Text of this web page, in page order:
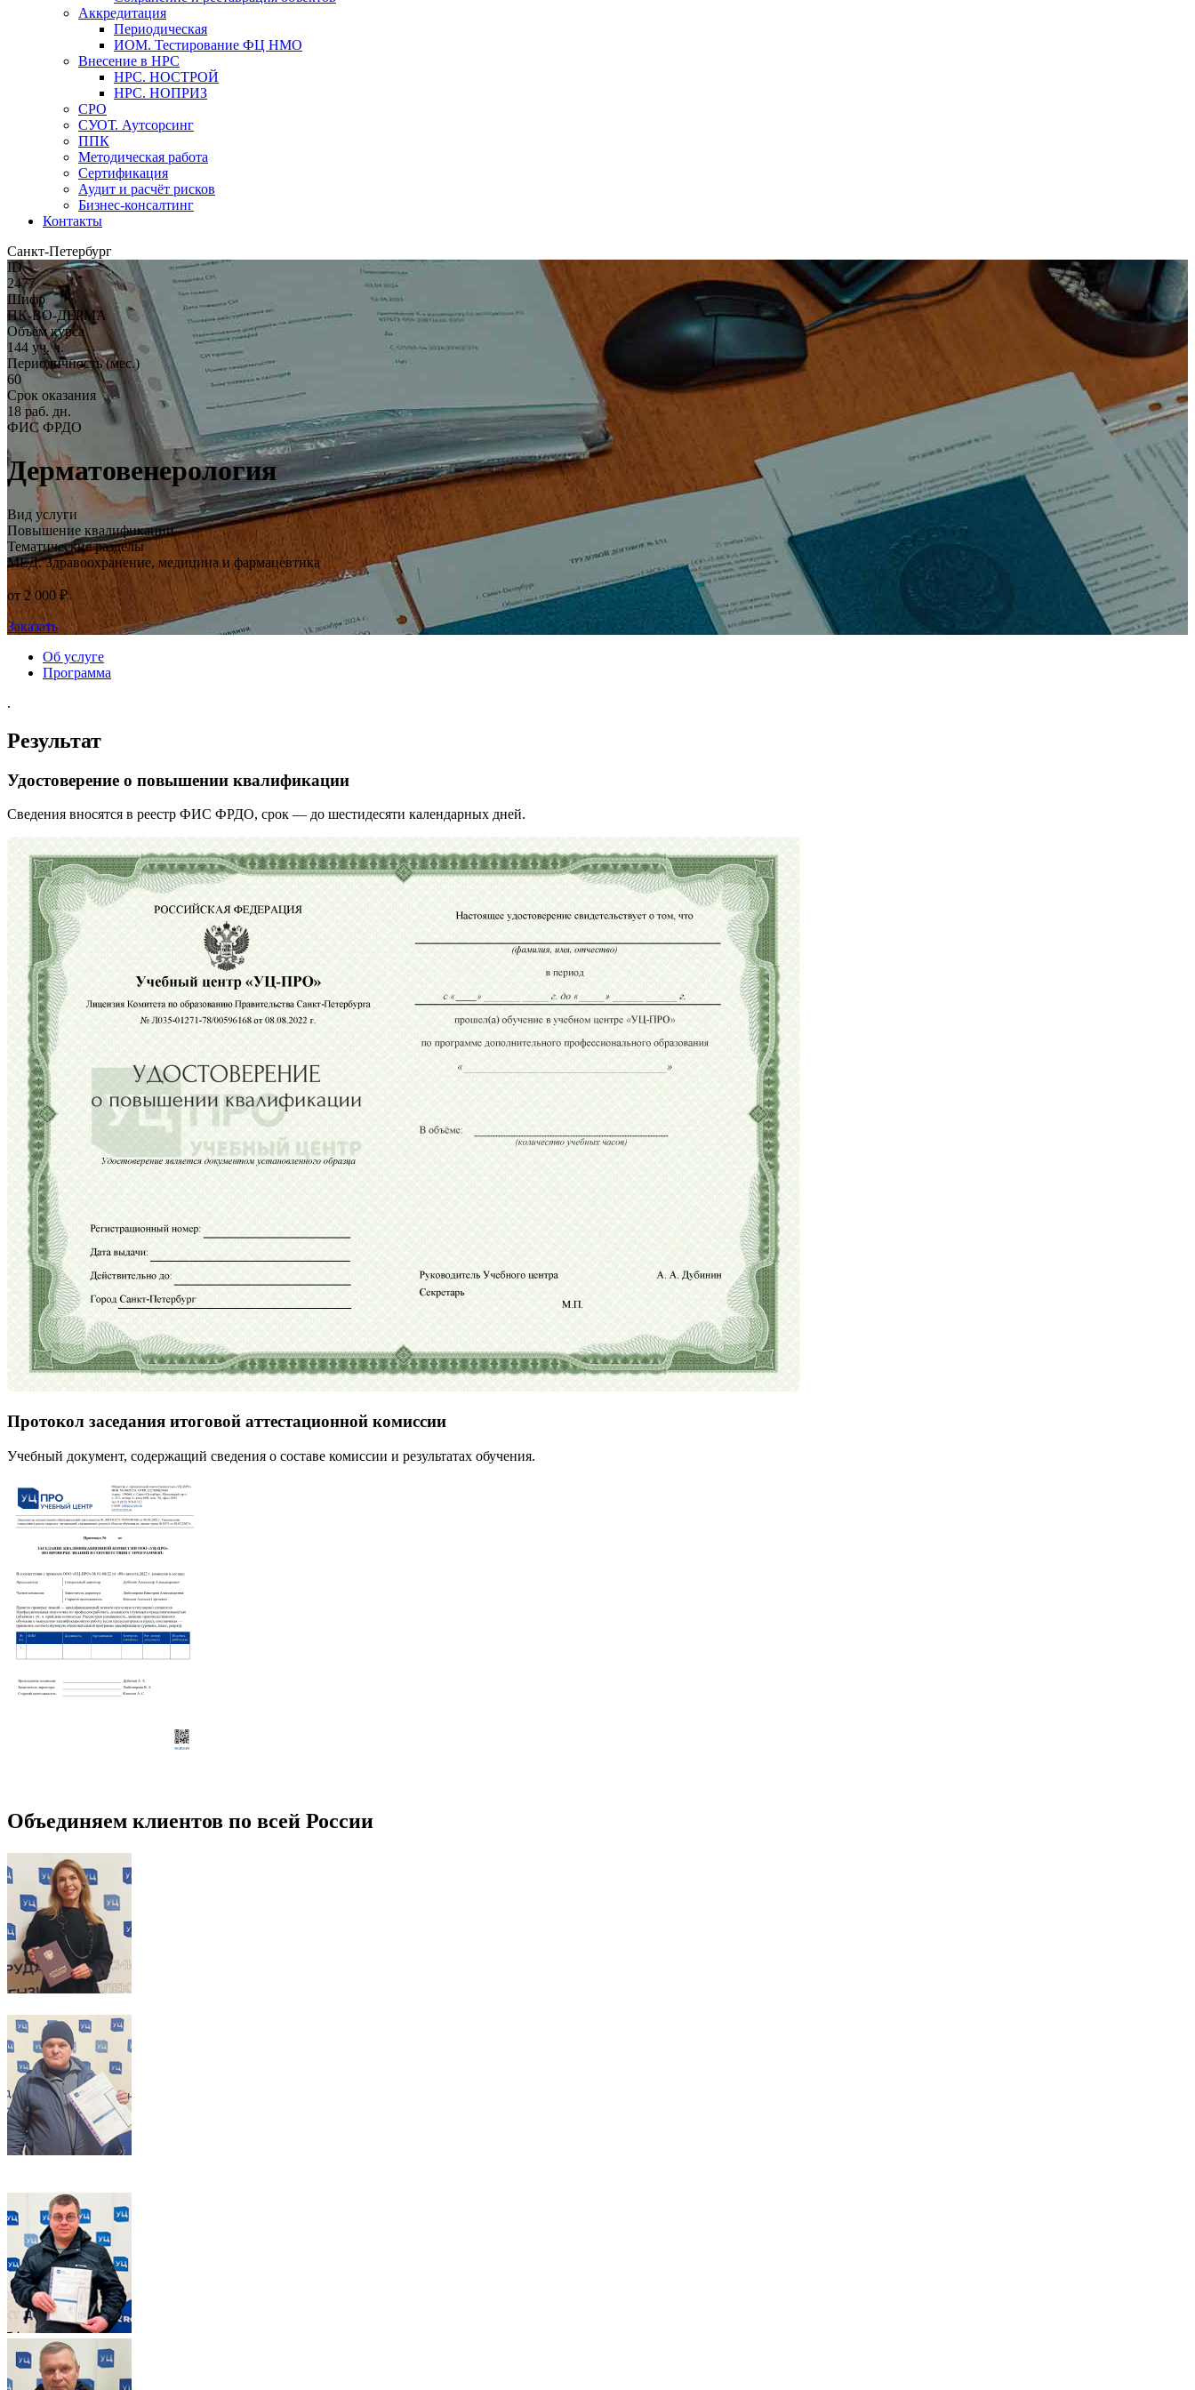
Аккредитация
Периодическая
ИОМ. Тестирование ФЦ НМО
Внесение в НРС
НРС. НОСТРОЙ
НРС. НОПРИЗ
СРО
СУОТ. Аутсорсинг
ППК
Методическая работа
Сертификация
Аудит и расчёт рисков
Бизнес-консалтинг
Контакты
Санкт-Петербург
ID
2477
Шифр
ПК-ВО-ДЕРМА
Объём курса
144 уч. ч.
Периодичность (мес.)
60
Срок оказания
18 раб. дн.
ФИС ФРДО
Дерматовенерология
Вид услуги
Повышение квалификации
Тематические разделы
МЕД. Здравоохранение, медицина и фармацевтика
от 2 000 ₽
Заказать
Об услуге
Программа
.
Результат
Удостоверение о повышении квалификации
Сведения вносятся в реестр ФИС ФРДО, срок — до шестидесяти календарных дней.
Протокол заседания итоговой аттестационной комиссии
Учебный документ, содержащий сведения о составе комиссии и результатах обучения.
Объединяем клиентов по всей России